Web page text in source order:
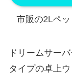
市販の2Lペ
ドリームサー
タイプの卓上